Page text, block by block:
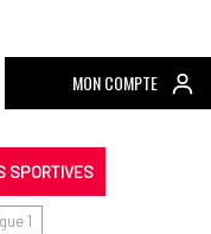
MON COMPTE
SPORTIVES
1